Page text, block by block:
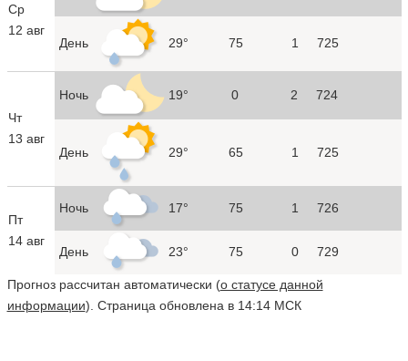
Ср
12 авг
День 29° 75 1 725
Чт
13 авг
Ночь 19° 0 2 724
День 29° 65 1 725
Пт
14 авг
Ночь 17° 75 1 726
День 23° 75 0 729
Прогноз рассчитан автоматически (о статусе данной
информации). Страница обновлена в 14:14 МСК